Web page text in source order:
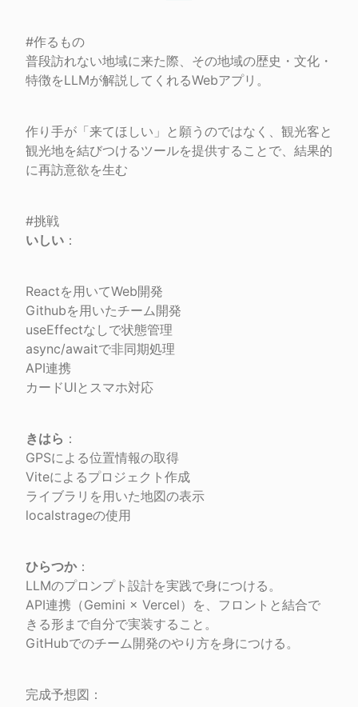
#作るもの
普段訪れない地域に来た際、その地域の歴史・文化・
特徴をLLMが解説してくれるWebアプリ。
作り手が「来てほしい」と願うのではなく、観光客と
観光地を結びつけるツールを提供することで、結果的
に再訪意欲を生む
いしい ：
Reactを用いてWeb開発
Githubを用いたチーム開発
useEffectなしで状態管理
async/awaitで非同期処理
API連携
カードUIとスマホ対応
きはら ：
GPSによる位置情報の取得
Viteによるプロジェクト作成
ライブラリを用いた地図の表示
localstrageの使用
ひらつか：
LLMのプロンプト設計を実践で身につける。
API連携（Gemini × Vercel）を、フロントと結合で
きる形まで自分で実装すること。
GitHubでのチーム開発のやり方を身につける。